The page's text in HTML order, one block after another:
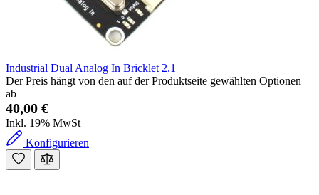
Industrial Dual Analog In Bricklet 2.1
Der Preis hängt von den auf der Produktseite gewählten Optionen
ab
40,00 €
Inkl. 19% MwSt
Konfigurieren